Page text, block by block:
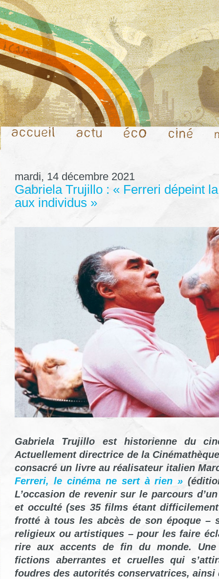
mardi, 14 décembre 2021
Gabriela Trujillo : « Ferreri dépeint
aux individus »
Gabriela Trujillo est historienne du
Actuellement directrice de la
consacré un livre au réalisateur italien
Ferreri, le cinéma ne sert à rien »
L’occasion de revenir sur le parcours
et occulté (ses 35 films étant
frotté à tous les abcès de son époque –
religieux ou artistiques – pour les faire
rire aux accents de fin du monde.
fictions aberrantes et cruelles qui
foudres des autorités conservatrices, ainsi